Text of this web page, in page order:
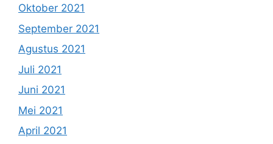
Oktober 2021
September 2021
Agustus 2021
Juli 2021
Juni 2021
Mei 2021
April 2021